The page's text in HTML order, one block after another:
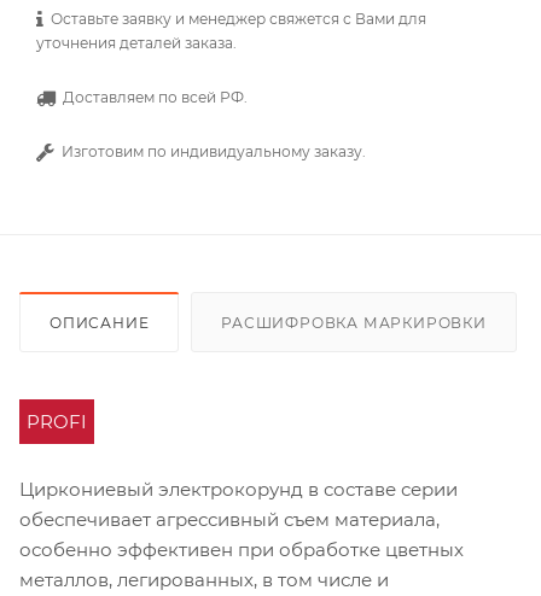
Оставьте заявку и менеджер свяжется с Вами для
уточнения деталей заказа.
Доставляем по всей РФ.
Изготовим по индивидуальному заказу.
ОПИСАНИЕ РАСШИФРОВКА МАРКИРОВКИ
PROFI
Циркониевый электрокорунд в составе серии
обеспечивает агрессивный съем материала,
особенно эффективен при обработке цветных
металлов, легированных, в том числе и